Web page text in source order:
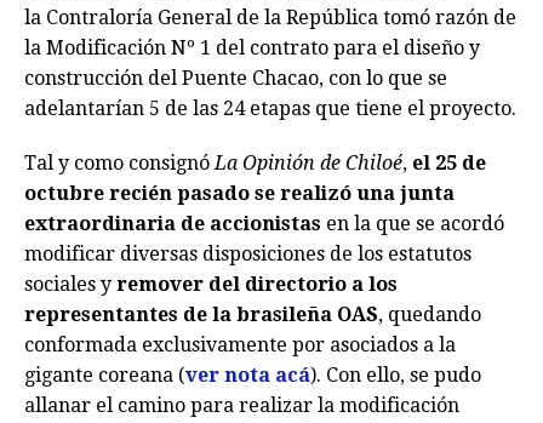
la Contraloría General de la República tomó razón de
la Modificación Nº 1 del contrato para el diseño y
construcción del Puente Chacao, con lo que se
adelantarían 5 de las 24 etapas que tiene el proyecto.
Tal y como consignóLa Opinión de Chiloé, el 25 de
octubre recién pasado se realizó una junta
extraordinaria de accionistas en la que se acordó
modificar diversas disposiciones de los estatutos
sociales y remover del directorio a los
representantes de la brasileña OAS, quedando
conformada exclusivamente por asociados a la
gigante coreana (ver nota acá). Con ello, se pudo
allanar el camino para realizar la modificación